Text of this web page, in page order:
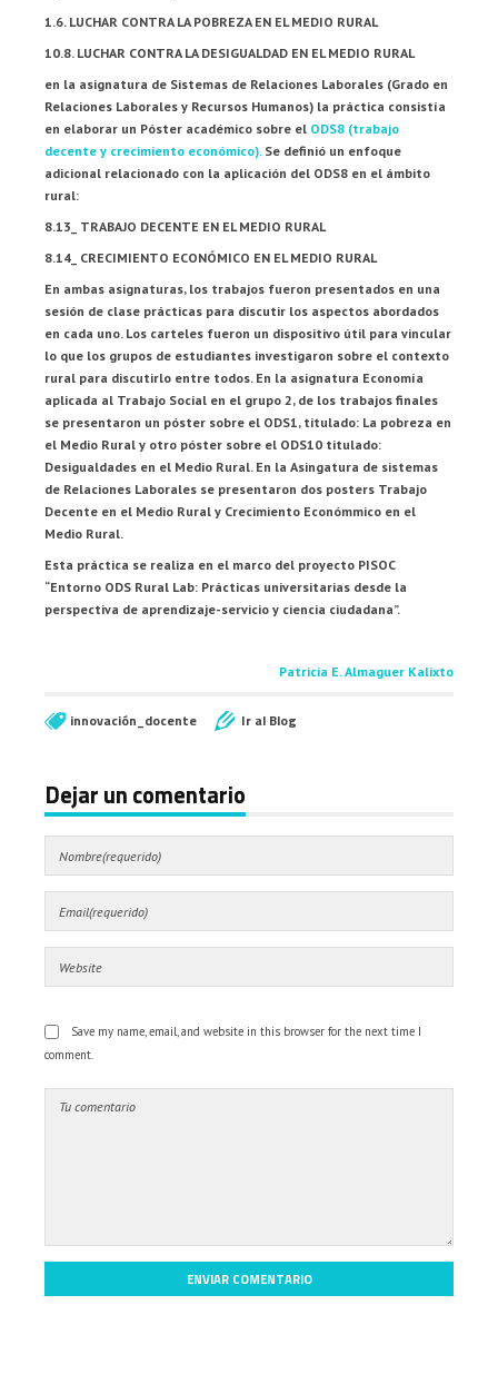
1.6. LUCHAR CONTRA LA POBREZA EN EL MEDIO RURAL
10.8. LUCHAR CONTRA LA DESIGUALDAD EN EL MEDIO RURAL
en la asignatura de Sistemas de Relaciones Laborales (Grado en
Relaciones Laborales y Recursos Humanos) la práctica consistía
en elaborar un Póster académico sobre el ODS8 (trabajo
decente y crecimiento económico).Se definió un enfoque
adicional relacionado con la aplicación del ODS8 en el ámbito
rural:
8.13_ TRABAJO DECENTE EN EL MEDIO RURAL
8.14_ CRECIMIENTO ECONÓMICO EN EL MEDIO RURAL
En ambas asignaturas, los trabajos fueron presentados en una
sesión de clase prácticas para discutir los aspectos abordados
en cada uno. Los carteles fueron un dispositivo útil para vincular
lo que los grupos de estudiantes investigaron sobre el contexto
rural para discutirlo entre todos. En la asignatura Economía
aplicada al Trabajo Social en el grupo 2, de los trabajos finales
se presentaron un póster sobre el ODS1, titulado: La pobreza en
el Medio Rural y otro póster sobre el ODS10 titulado:
Desigualdades en el Medio Rural. En la Asingatura de sistemas
de Relaciones Laborales se presentaron dos posters Trabajo
Decente en el Medio Rural y Crecimiento Económmico en el
Medio Rural.
Esta práctica se realiza en el marco del proyecto PISOC
“Entorno ODS Rural Lab: Prácticas universitarias desde la
perspectiva de aprendizaje-servicio y ciencia ciudadana”.
Patricia E. Almaguer Kalixto
innovación_docente Ir al Blog
Dejar un comentario
Save my name, email, and website in this browser for the next time I
comment.
ENVIAR COMENTARIO